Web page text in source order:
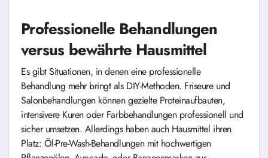
Professionelle Behandlungen
versus bewährte Hausmittel
Es gibt Situationen, in denen eine professionelle
Behandlung mehr bringt als DIY-Methoden. Friseure und
Salonbehandlungen können gezielte Proteinaufbauten,
intensivere Kuren oder Farbbehandlungen professionell und
sicher umsetzen. Allerdings haben auch Hausmittel ihren
Platz: Öl-Pre-Wash-Behandlungen mit hochwertigen